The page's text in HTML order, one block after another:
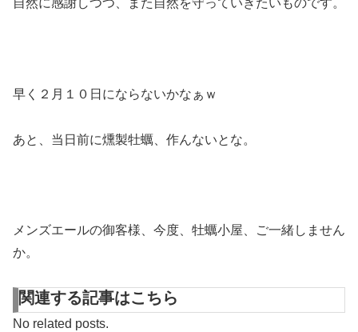
自然に感謝しつつ、また自然を守っていきたいものです。
早く２月１０日にならないかなぁｗ
あと、当日前に燻製牡蠣、作んないとな。
メンズエールの御客様、今度、牡蠣小屋、ご一緒しません
か。
関連する記事はこちら
No related posts.